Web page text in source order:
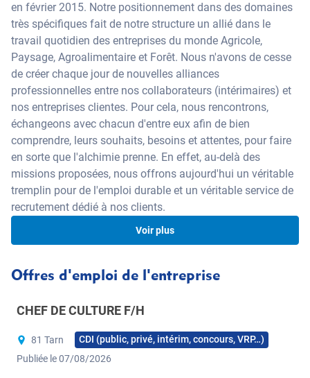
en février 2015. Notre positionnement dans des domaines
très spécifiques fait de notre structure un allié dans le
travail quotidien des entreprises du monde Agricole,
Paysage, Agroalimentaire et Forêt. Nous n'avons de cesse
de créer chaque jour de nouvelles alliances
professionnelles entre nos collaborateurs (intérimaires) et
nos entreprises clientes. Pour cela, nous rencontrons,
échangeons avec chacun d'entre eux afin de bien
comprendre, leurs souhaits, besoins et attentes, pour faire
en sorte que l'alchimie prenne. En effet, au-delà des
missions proposées, nous offrons aujourd'hui un véritable
tremplin pour de l'emploi durable et un véritable service de
recrutement dédié à nos clients.
Voir plus
Être candidat chez nous
cabinet de recrutement étant spécialisé, il peut vous offrir
une multiplicité d’offres dans vos domaines de
compétences, dans votre région ou sur toute la France si
vous le souhaitez. Il y a forcément une offre qui vous
Offres d'emploi de l'entreprise
CHEF DE CULTURE F/H
81 Tarn
CDI (public, privé, intérim, concours, VRP…)
Publiée le 07/08/2026